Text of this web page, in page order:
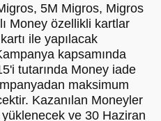
5M Migros, Migros
Money özellikli kartlar
ile yapılacak
kapsamında
tutarında Money iade
maksimum
Kazanılan Moneyler
ve 30 Haziran